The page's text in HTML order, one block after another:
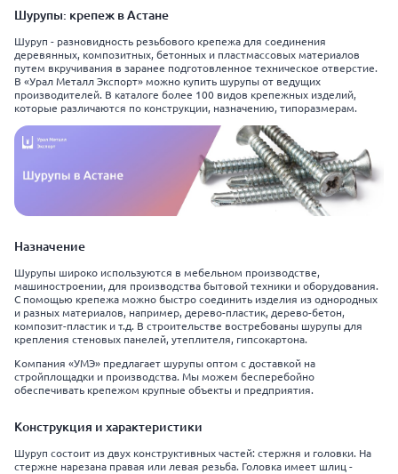
Шурупы: крепеж в Астане
Шуруп - разновидность резьбового крепежа для соединения
деревянных, композитных, бетонных и пластмассовых материалов
путем вкручивания в заранее подготовленное техническое отверстие.
В «Урал Металл Экспорт» можно купить шурупы от ведущих
производителей. В каталоге более 100 видов крепежных изделий,
которые различаются по конструкции, назначению, типоразмерам.
Назначение
Шурупы широко используются в мебельном производстве,
машиностроении, для производства бытовой техники и оборудования.
С помощью крепежа можно быстро соединить изделия из однородных
и разных материалов, например, дерево-пластик, дерево-бетон,
композит-пластик и т.д. В строительстве востребованы шурупы для
крепления стеновых панелей, утеплителя, гипсокартона.
Компания «УМЭ» предлагает шурупы оптом с доставкой на
стройплощадки и производства. Мы можем бесперебойно
обеспечивать крепежом крупные объекты и предприятия.
Конструкция и характеристики
Шуруп состоит из двух конструктивных частей: стержня и головки. На
стержне нарезана правая или левая резьба. Головка имеет шлиц -